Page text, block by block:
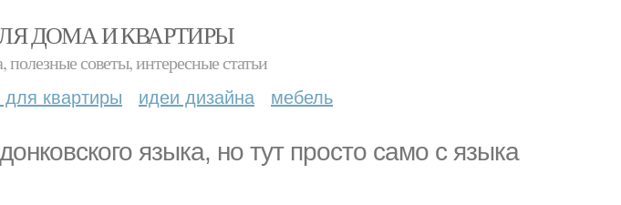
ДОМА И КВАРТИРЫ
советы, интересные статьи
для квартиры идеи дизайна мебель
языка, но тут просто само с языка